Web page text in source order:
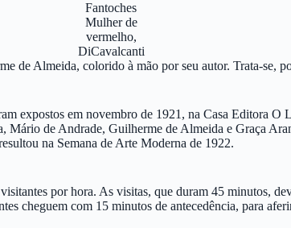
Fantoches
Mulher de
vermelho,
DiCavalcanti
de Almeida, colorido à mão por seu autor. Trata-se,
expostos em novembro de 1921, na Casa Editora
de Andrade, Guilherme de Almeida e Graça
na Semana de Arte Moderna de 1922.
por hora. As visitas, que duram 45 minutos,
cheguem com 15 minutos de antecedência, para